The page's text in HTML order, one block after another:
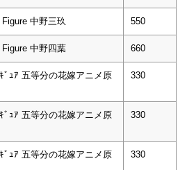
中野三玖 550
中野四葉 660
ｭｱ 五等分の花嫁アニメ原
330
ｭｱ 五等分の花嫁アニメ原
330
ｭｱ 五等分の花嫁アニメ原
330